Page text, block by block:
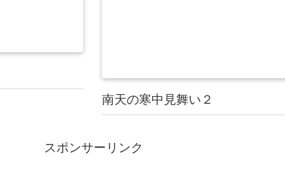
南天の寒中見舞い２
スポンサーリンク